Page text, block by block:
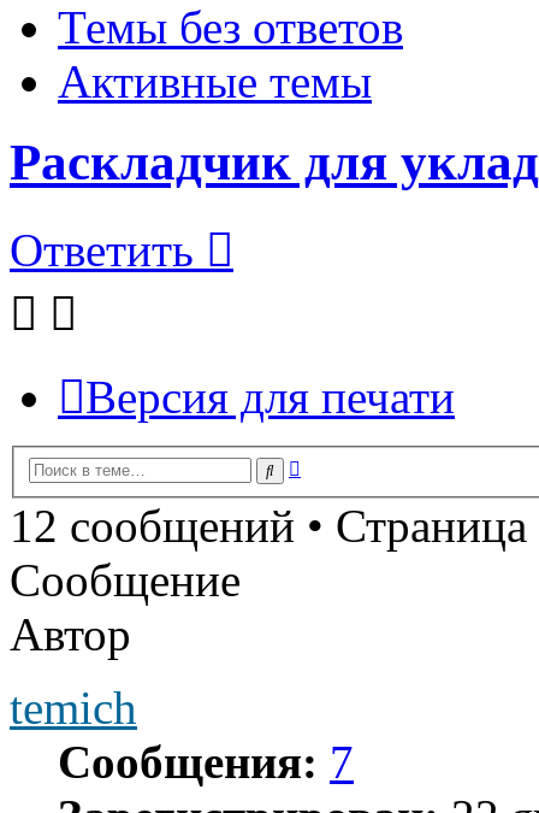
Темы без ответов
Активные темы
Раскладчик для
Ответить
Версия для печати
Поиск
12 сообщений • Страница
Сообщение
Автор
temich
Сообщения: 7